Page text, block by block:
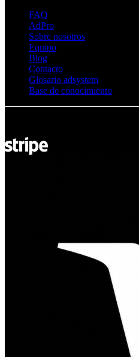
FAQ
AdPro
Sobre nosotros
Equipo
Blog
Contacto
Glosario adsystem
Base de conocimiento